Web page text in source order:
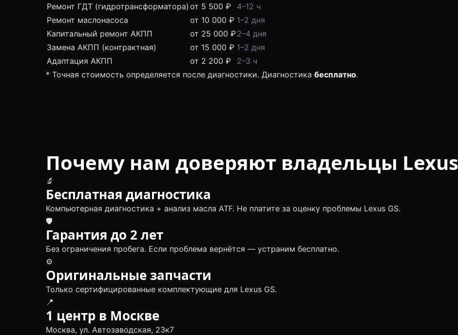
Ремонт ГДТ (гидротрансформатора) от 5 500 ₽
4–12 ч
Ремонт маслонасоса
от 10 000 ₽ 1–2 дня
Капитальный ремонт АКПП
от 25 000 ₽2–4 дня
Замена АКПП (контрактная)
от 15 000 ₽ 1–2 дня
Адаптация АКПП
от 2 200 ₽
2–3 ч
* Точная стоимость определяется после диагностики. Диагностика бесплатно.
Почему нам доверяют владельцы Lexus
🔬
Бесплатная диагностика
Компьютерная диагностика + анализ масла ATF. Не платите за оценку проблемы Lexus GS.
🛡
Гарантия до 2 лет
Без ограничения пробега. Если проблема вернётся — устраним бесплатно.
⚙️
Оригинальные запчасти
Только сертифицированные комплектующие для Lexus GS.
📍
1 центр в Москве
Москва, ул. Автозаводская, 23к7